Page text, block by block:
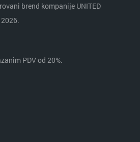
brend kompanije UNITED
PDV od 20%.